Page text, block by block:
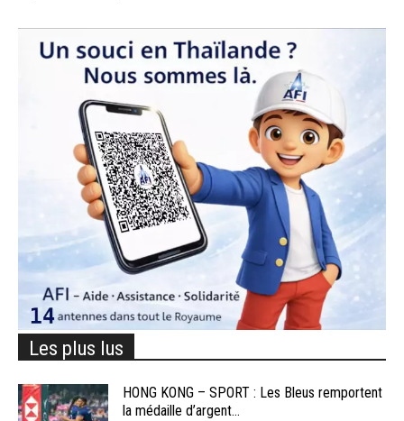
Les plus lus
HONG KONG – SPORT : Les Bleus remportent
la médaille d’argent...